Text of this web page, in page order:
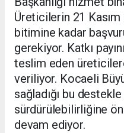
Üreticilerin 21
bitimine kadar
gerekiyor. Katkı
teslim eden
veriliyor. Kocaeli
sağladığı bu
sürdürülebilirliğine
devam ediyor.